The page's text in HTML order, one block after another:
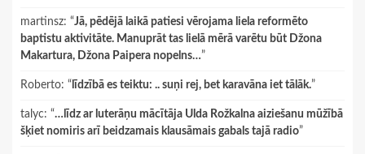
martinsz: “Jā, pēdējā laikā patiesi vērojama liela reformēto
baptistu aktivitāte. Manuprāt tas lielā mērā varētu būt Džona
Makartura, Džona Paipera nopelns…”
Roberto: “ līdzībā es teiktu: .. suņi rej, bet karavāna iet tālāk.”
talyc: “…līdz ar luterāņu mācītāja Ulda Rožkalna aiziešanu mūžībā
šķiet nomiris arī beidzamais klausāmais gabals tajā radio”